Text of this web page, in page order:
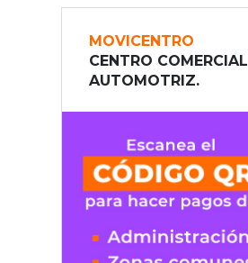
MOVICENTRO
CENTRO COMERCIAL
AUTOMOTRIZ.